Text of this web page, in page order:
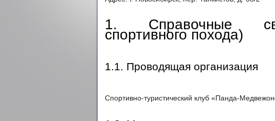
1. Справочные
спортивного похода)
1.1. Проводящая организация
Спортивно-туристический клуб «Панда-